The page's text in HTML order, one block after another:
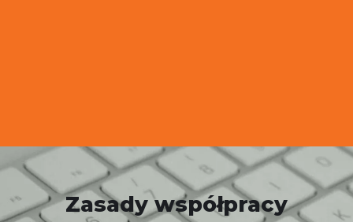
Zasady współpracy